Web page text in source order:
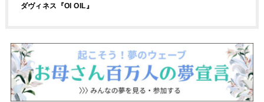
ダヴィネス『OI OIL』